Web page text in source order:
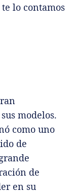
lo contamos
modelos.
como uno
de
de
en su